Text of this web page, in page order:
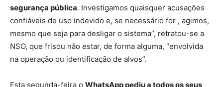
segurança pública. Investigamos quaisquer acusações
confiáveis ​de uso indevido e, se necessário for , agimos,
mesmo que seja para desligar o sistema”, retratou-se a
NSO, que frisou não estar, de forma alguma, “envolvida
na operação ou identificação de alvos”.
Esta segunda-feira o WhatsApp pediu a todos os seus